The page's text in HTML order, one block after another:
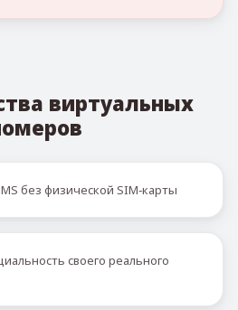
виртуальных
без физической SIM‑карты
своего реального